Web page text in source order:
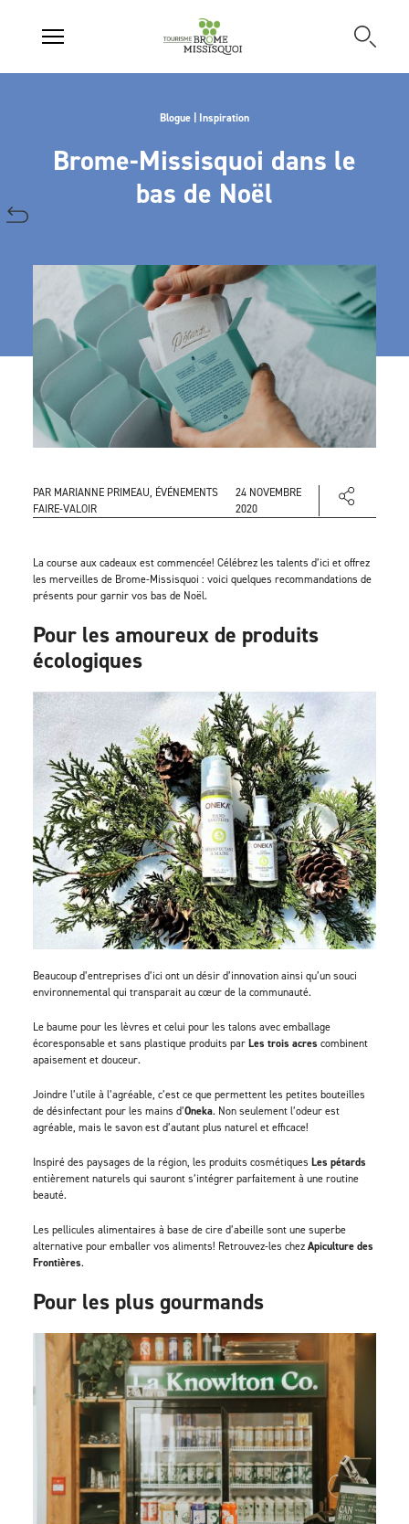
Blogue | Inspiration
Brome-Missisquoi dans le
bas de Noël
PAR MARIANNE PRIMEAU, ÉVÉNEMENTS
FAIRE-VALOIR
24 NOVEMBRE
2020
La course aux cadeaux est commencée! Célébrez les talents d’ici et offrez
les merveilles de Brome-Missisquoi : voici quelques recommandations de
présents pour garnir vos bas de Noël.
Pour les amoureux de produits
écologiques
Beaucoup d’entreprises d’ici ont un désir d’innovation ainsi qu’un souci
environnemental qui transparait au cœur de la communauté.
Le baume pour les lèvres et celui pour les talons avec emballage
écoresponsable et sans plastique produits parLes trois acres combinent
apaisement et douceur.
Joindre l’utile à l’agréable, c’est ce que permettent les petites bouteilles
de désinfectant pour les mains d’Oneka. Non seulement l’odeur est
agréable, mais le savon est d’autant plus naturel et efficace!
Inspiré des paysages de la région, les produits cosmétiques Les pétards
entièrement naturels qui sauront s’intégrer parfaitement à une routine
beauté.
Les pellicules alimentaires à base de cire d’abeille sont une superbe
alternative pour emballer vos aliments! Retrouvez-les chezApiculture des
Frontières.
Pour les plus gourmands